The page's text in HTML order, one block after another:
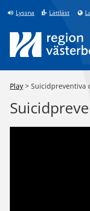
Till innehåll på sidan
Lyssna Lättläst
Play > Suicidpreventiva